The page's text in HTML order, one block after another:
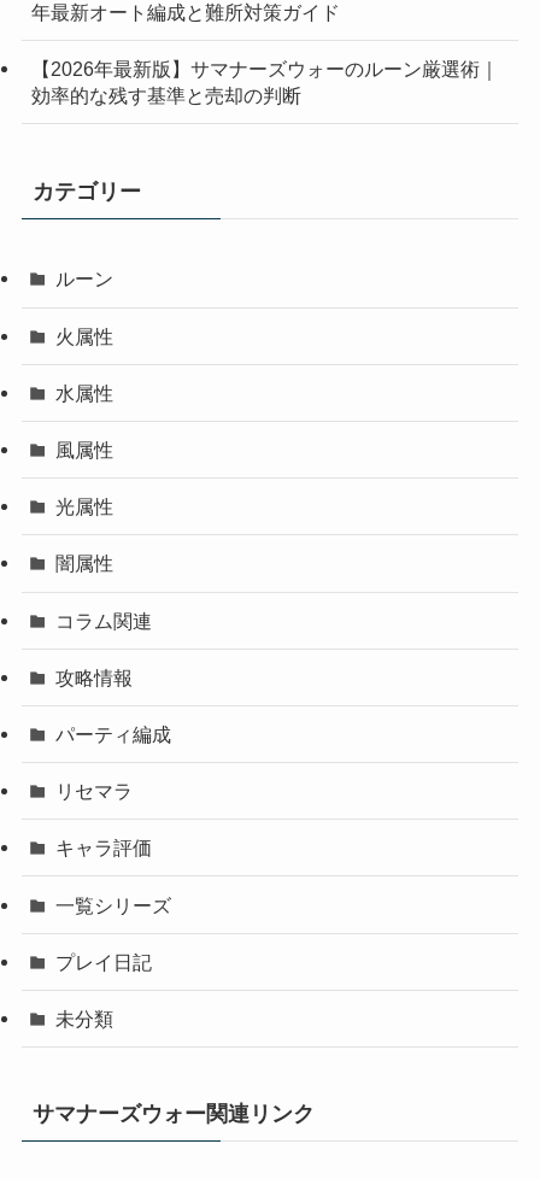
年最新オート編成と難所対策ガイド
【2026年最新版】サマナーズウォーのルーン厳選術｜
効率的な残す基準と売却の判断
カテゴリー
ルーン
火属性
水属性
風属性
光属性
闇属性
コラム関連
攻略情報
パーティ編成
リセマラ
キャラ評価
一覧シリーズ
プレイ日記
未分類
サマナーズウォー関連リンク